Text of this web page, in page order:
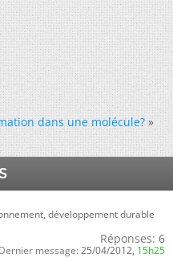
dans une molécule? »
développement durable
Réponses: 6
Dernier message: 25/04/2012, 15h25